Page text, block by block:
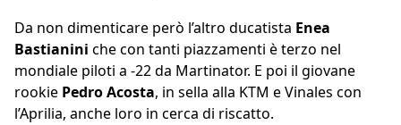
Da non dimenticare però l’altro ducatista Enea
Bastianini che con tanti piazzamenti è terzo nel
mondiale piloti a -22 da Martinator. E poi il giovane
rookie Pedro Acosta, in sella alla KTM e Vinales con
l’Aprilia, anche loro in cerca di riscatto.